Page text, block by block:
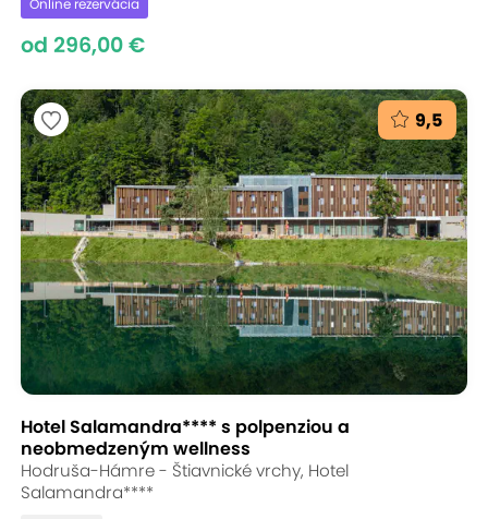
Online rezervácia
od 296,00 €
9,5
Hotel Salamandra**** s polpenziou a
neobmedzeným wellness
Hodruša-Hámre - Štiavnické vrchy, Hotel
Salamandra****